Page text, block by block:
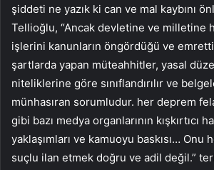
şiddeti ne yazık ki can ve mal kaybını
Tellioğlu, “Ancak devletine ve milletine
işlerini kanunların öngördüğü ve
şartlarda yapan müteahhitler, yasal
niteliklerine göre sınıflandırılır ve
münhasıran sorumludur. her deprem
gibi bazı medya organlarının kışkırtıcı
yaklaşımları ve kamuoyu baskısı… Onu
suçlu ilan etmek doğru ve adil değil.”